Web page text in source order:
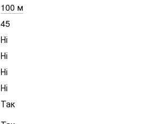
100 м
45
Ні
Ні
Ні
Ні
Так